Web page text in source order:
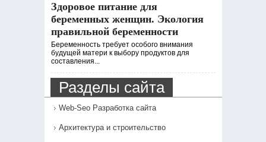
Здоровое питание для
беременных женщин. Экология
правильной беременности
Беременность требует особого внимания
будущей матери к выбору продуктов для
составления...
Разделы сайта
Web-Seo Разработка сайта
Архитектура и строительство